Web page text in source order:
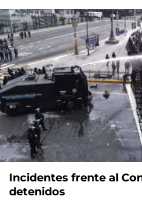
Incidentes frente al
detenidos